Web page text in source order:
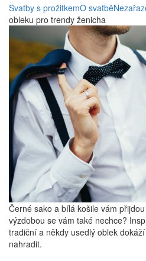
Svatby s prožitkemO svatbě
obleku pro trendy ženicha
Černé sako a bílá košile vám
výzdobou se vám také nechce?
tradiční a někdy usedlý oblek
nahradit.